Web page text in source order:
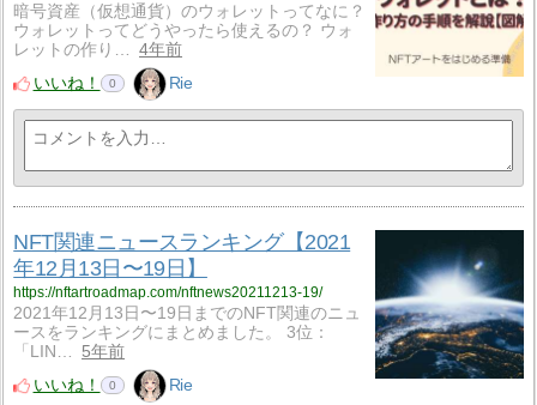
暗号資産（仮想通貨）のウォレットってなに？
ウォレットってどうやったら使えるの？ ウォ
レットの作り…
4年前
いいね！
0 Rie
NFT関連ニュースランキング【2021
年12月13日〜19日】
https://nftartroadmap.com/nftnews20211213-19/
2021年12月13日〜19日までのNFT関連のニュ
ースをランキングにまとめました。 3位：
「LIN…
5年前
いいね！
0 Rie